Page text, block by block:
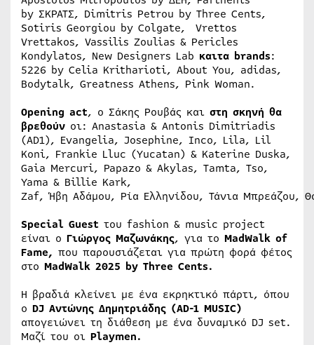
by ΣΚΡΑΤΣ, Dimitris Petrou by Three Cents,
Sotiris Georgiou by Colgate, Vrettos
Vrettakos, Vassilis Zoulias & Pericles
Kondylatos, New Designers Lab καιτα brands:
5226 by Celia Kritharioti, About You, adidas,
Bodytalk, Greatness Athens, Pink Woman.
Opening act, ο Σάκης Ρουβάς και στη σκηνή θα
βρεθούν οι: Anastasia & Antonis Dimitriadis
(AD1), Evangelia, Josephine, Inco, Lila, Lil
Koni, Frankie Lluc (Yucatan) & Katerine Duska,
Gaia Mercuri, Papazo & Akylas, Tamta, Tso,
Yama & Billie Kark,
Zaf, Ήβη Αδάμου, Ρία Ελληνίδου, Τάνια Μπρεάζου,
Special Guest τoυ fashion & music project
είναι ο Γιώργος Μαζωνάκης, για το MadWalk of
Fame, που παρουσιάζεται για πρώτη φορά φέτος
στο MadWalk 2025 by Three Cents.
Η βραδιά κλείνει με ένα εκρηκτικό πάρτι, όπου
ο DJ Αντώνης Δημητριάδης (AD-1 MUSIC)
απογειώνει τη διάθεση με ένα δυναμικό DJ set.
Μαζί του οι Playmen.